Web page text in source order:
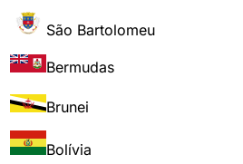
São Bartolomeu
Bermudas
Brunei
Bolívia